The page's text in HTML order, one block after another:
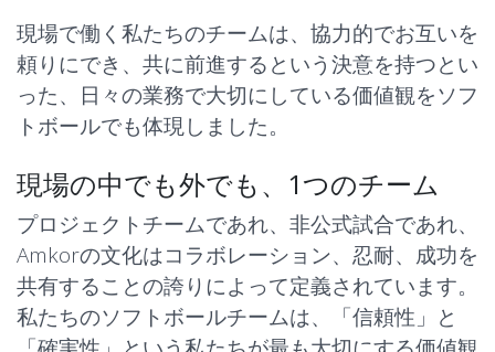
現場で働く私たちのチームは、 協力的でお互いを
頼りにでき、共に前進するという決意を持つとい
った、日々の業務で大切にしている価値観をソフ
トボールでも体現しました。
現場の中でも外でも、1つのチーム
プロジェクトチームであれ、非公式試合であれ、
Amkorの文化はコラボレーション、忍耐、成功を
共有することの誇りによって定義されています。
私たちのソフトボールチームは、
「信頼性」と